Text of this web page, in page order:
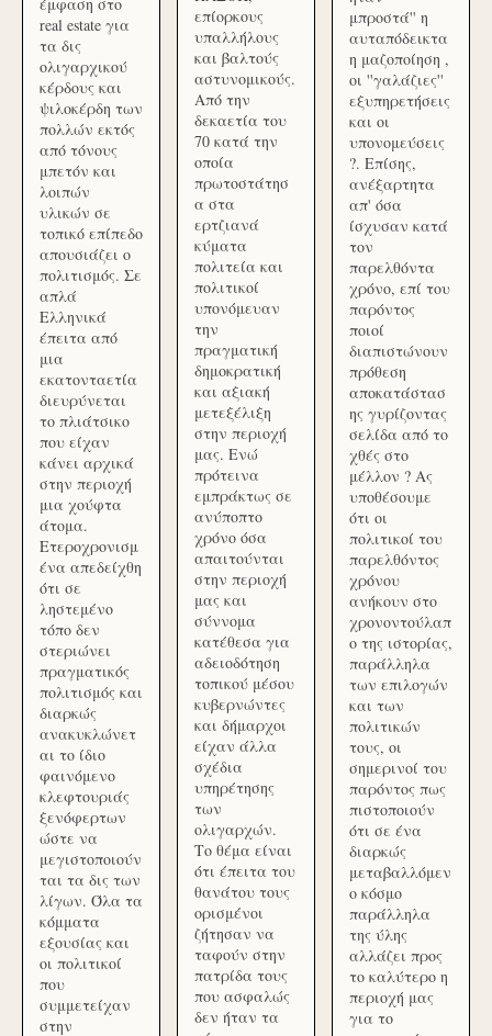
real estate για
τα δις
ολιγαρχικού
κέρδους και
ψιλοκέρδη των
πολλών εκτός
από τόνους
μπετόν και
λοιπών
υλικών σε
τοπικό επίπεδο
απουσιάζει ο
πολιτισμός. Σε
απλά
Ελληνικά
έπειτα από
μια
εκατονταετία
διευρύνεται
το πλιάτσικο
που είχαν
κάνει αρχικά
στην περιοχή
μια χούφτα
άτομα.
Ετεροχρονισμ
ένα απεδείχθη
ότι σε
ληστεμένο
τόπο δεν
στεριώνει
πραγματικός
πολιτισμός και
διαρκώς
ανακυκλώνετ
αι το ίδιο
φαινόμενο
κλεφτουριάς
ξενόφερτων
ώστε να
μεγιστοποιούν
ται τα δις των
λίγων. Όλα τα
κόμματα
εξουσίας και
οι πολιτικοί
που
συμμετείχαν
στην
επίορκους
υπαλλήλους
και βαλτούς
αστυνομικούς.
Από την
δεκαετία του
70 κατά την
οποία
πρωτοστάτησ
α στα
ερτζιανά
κύματα
πολιτεία και
πολιτικοί
υπονόμευαν
την
πραγματική
δημοκρατική
και αξιακή
μετεξέλιξη
στην περιοχή
μας. Ενώ
πρότεινα
εμπράκτως σε
ανύποπτο
χρόνο όσα
απαιτούνται
στην περιοχή
μας και
σύννομα
κατέθεσα για
αδειοδότηση
τοπικού μέσου
κυβερνώντες
και δήμαρχοι
είχαν άλλα
σχέδια
υπηρέτησης
των
ολιγαρχών.
Το θέμα είναι
ότι έπειτα του
θανάτου τους
ορισμένοι
ζήτησαν να
ταφούν στην
πατρίδα τους
που ασφαλώς
δεν ήταν τα
μπροστά'' η
αυταπόδεικτα
η μαζοποίηση ,
οι ''γαλάζιες''
εξυπηρετήσεις
και οι
υπονομεύσεις
?. Επίσης,
ανέξαρτητα
απ' όσα
ίσχυσαν κατά
τον
παρελθόντα
χρόνο, επί του
παρόντος
ποιοί
διαπιστώνουν
πρόθεση
αποκατάστασ
ης γυρίζοντας
σελίδα από το
χθές στο
μέλλον ? Ας
υποθέσουμε
ότι οι
πολιτικοί του
παρελθόντος
χρόνου
ανήκουν στο
χρονοντούλαπ
ο της ιστορίας,
παράλληλα
των επιλογών
και των
πολιτικών
τους, οι
σημερινοί του
παρόντος πως
πιστοποιούν
ότι σε ένα
διαρκώς
μεταβαλλόμεν
ο κόσμο
παράλληλα
της ύλης
αλλάζει προς
το καλύτερο η
περιοχή μας
για το